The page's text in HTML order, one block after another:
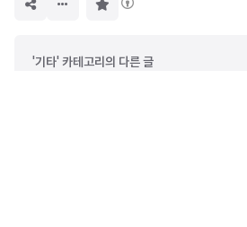
'기타' 카테고리의 다른 글